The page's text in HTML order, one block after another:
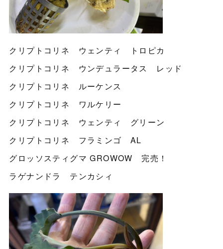
クリプトコリネ ウェンティ トロピカ
クリプトコリネ ウンデュラータス レッド
クリプトコリネ ルーケンス
クリプトコリネ ワルケリー
クリプトコリネ ウェンティ グリーン
クリプトコリネ フラミンゴ AL
グロッソスティグマ GROWOW 完売！
ラゲナンドラ テンカシィ